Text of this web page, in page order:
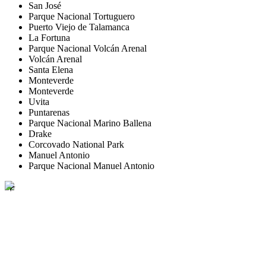
San José
Parque Nacional Tortuguero
Puerto Viejo de Talamanca
La Fortuna
Parque Nacional Volcán Arenal
Volcán Arenal
Santa Elena
Monteverde
Monteverde
Uvita
Puntarenas
Parque Nacional Marino Ballena
Drake
Corcovado National Park
Manuel Antonio
Parque Nacional Manuel Antonio